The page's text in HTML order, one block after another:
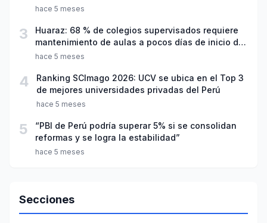
hace 5 meses
3
Huaraz: 68 % de colegios supervisados requiere
mantenimiento de aulas a pocos días de inicio del
año escolar 2026
hace 5 meses
4
Ranking SCImago 2026: UCV se ubica en el Top 3
de mejores universidades privadas del Perú
hace 5 meses
5
“PBI de Perú podría superar 5% si se consolidan
reformas y se logra la estabilidad”
hace 5 meses
Secciones